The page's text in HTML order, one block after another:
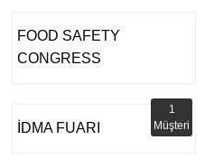
FOOD SAFETY
CONGRESS
İDMA FUARI
1
Müşteri